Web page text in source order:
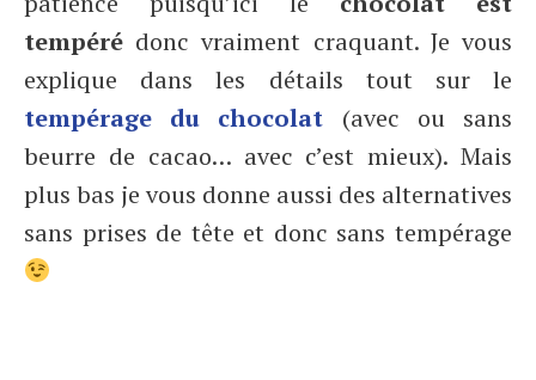
tempéré donc vraiment craquant. Je vous
explique dans les détails tout sur le
tempérage du chocolat (avec ou sans
beurre de cacao… avec c’est mieux). Mais
plus bas je vous donne aussi des alternatives
sans prises de tête et donc sans tempérage